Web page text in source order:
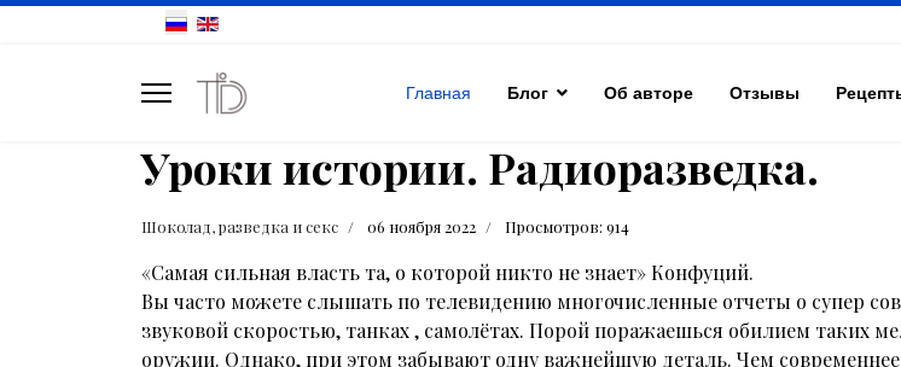
Главная Блог Об авторе Отзывы
Уроки истории. Радиоразведка.
Шоколад, разведка и секс 06 ноября 2022 Просмотров: 914
«Самая сильная власть та, о которой никто не знает» Конфуций.
Вы часто можете слышать по телевидению многочисленные отчеты о супер
звуковой скоростью, танках , самолётах. Порой поражаешься обилием таких
оружии. Однако, при этом забывают одну важнейшую деталь. Чем